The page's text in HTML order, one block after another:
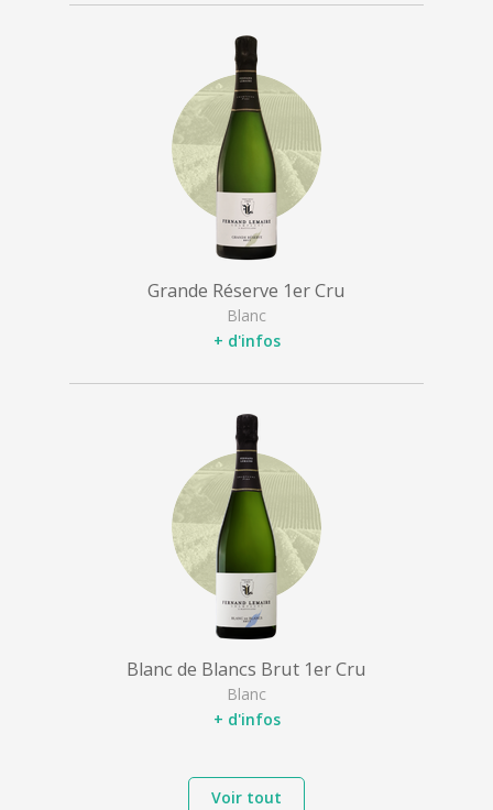
Grande Réserve 1er Cru
Blanc
+ d'infos
Blanc de Blancs Brut 1er Cru
Blanc
+ d'infos
Voir tout